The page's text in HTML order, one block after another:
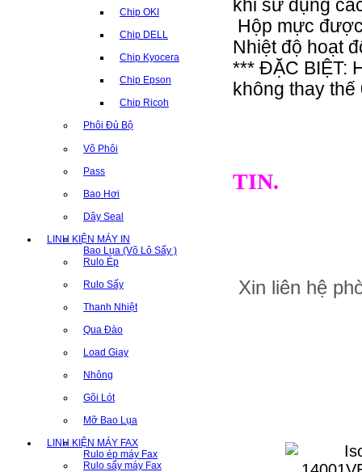
Chip OKI
Chip DELL
Chip Kyocera
Chip Epson
Chip Ricoh
Phôi Đủ Bộ
Võ Phôi
Pass
Bao Hơi
Dây Seal
LINH KIỆN MÁY IN
Bao Lụa (Võ Lô Sấy )
Rulo Ép
Rulo Sấy
Thanh Nhiệt
Qua Đào
Load Giay
Nhông
Gõi Lót
Mỡ Bao Lụa
LINH KIỆN MÁY FAX
Rulo ép máy Fax
Rulo sấy máy Fax
khi sử dụng
Hộp mực
Nhiệt độ hoạt
*** ĐẶC BIỆT:
không thay
TIN.
Xin liên hệ